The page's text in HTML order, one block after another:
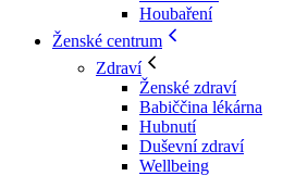
Houbaření
Ženské centrum
Zdraví
Ženské zdraví
Babiččina lékárna
Hubnutí
Duševní zdraví
Wellbeing